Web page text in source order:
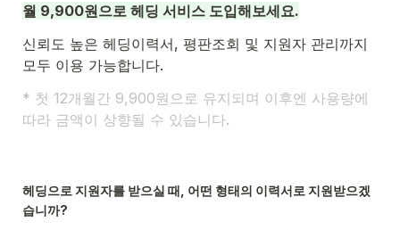
월 9,900원으로 헤딩 서비스 도입해보세요.
신뢰도 높은 헤딩이력서, 평판조회 및 지원자 관리까지
* 첫 12개월간 9,900원으로 유지되며 이후엔 사용량에
따라 금액이 상향될 수 있습니다.
헤딩으로 지원자를 받으실 때, 어떤 형태의 이력서로 지원받으겠
습니까?